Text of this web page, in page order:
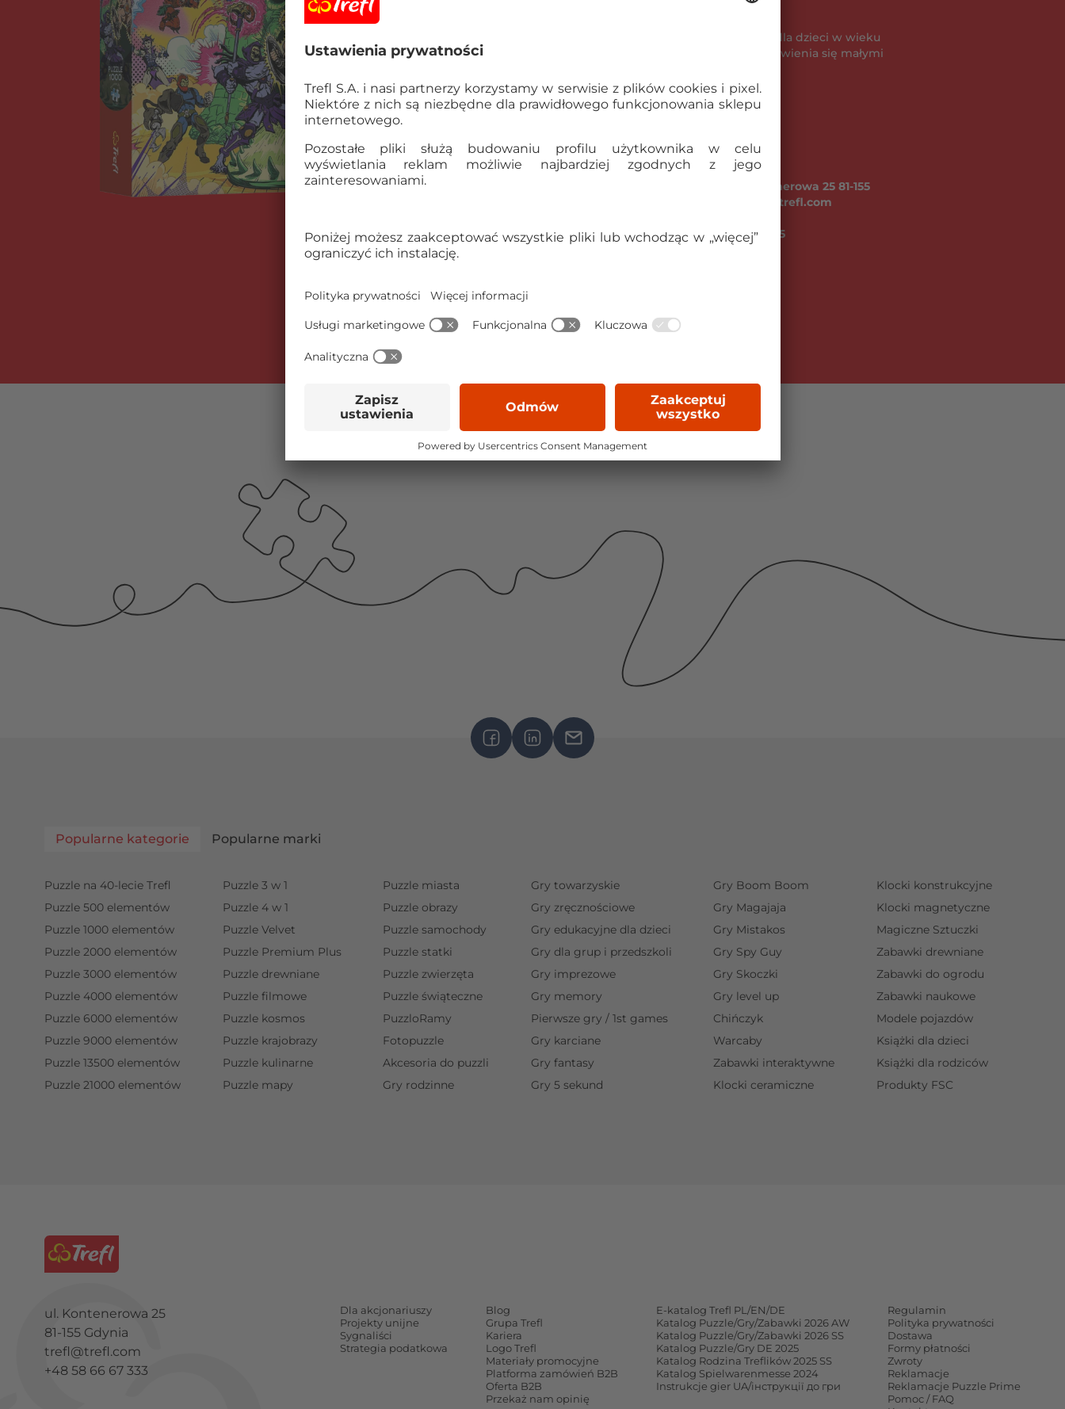
OSTRZEŻENIE! Nieodpowiednie dla dzieci w wieku
poniżej 3 lat. Istnieje ryzyko zadławienia się małymi
Szczegółowe dane
EAN:5900511121797
Kod produktu:12179
TREFL SA ul. Kontenerowa 25 81-155
Gdynia, Polska, trefl@trefl.com, www.trefl.com
Waga opakowania zbiorczego (kg):
0.75
5900511121797
Popularne kategorie Popularne marki
Puzzle na 40-lecie Trefl
Puzzle 500 elementów
Puzzle 1000 elementów
Puzzle 2000 elementów
Puzzle 3000 elementów
Puzzle 4000 elementów
Puzzle 6000 elementów
Puzzle 9000 elementów
Puzzle 13500 elementów
Puzzle 21000 elementów
Puzzle 3 w 1
Puzzle 4 w 1
Puzzle Velvet
Puzzle Premium Plus
Puzzle drewniane
Puzzle filmowe
Puzzle kosmos
Puzzle krajobrazy
Puzzle kulinarne
Puzzle mapy
Puzzle miasta
Puzzle obrazy
Puzzle samochody
Puzzle statki
Puzzle zwierzęta
Puzzle świąteczne
PuzzloRamy
Fotopuzzle
Akcesoria do puzzli
Gry rodzinne
Gry towarzyskie
Gry zręcznościowe
Gry edukacyjne dla dzieci
Gry dla grup i przedszkoli
Gry imprezowe
Gry memory
Pierwsze gry / 1st games
Gry karciane
Gry fantasy
Gry 5 sekund
Gry Boom Boom
Gry Magajaja
Gry Mistakos
Gry Spy Guy
Gry Skoczki
Gry level up
Chińczyk
Warcaby
Zabawki interaktywne
Klocki ceramiczne
Klocki konstrukcyjne
Klocki magnetyczne
Magiczne Sztuczki
Zabawki drewniane
Zabawki do ogrodu
Zabawki naukowe
Modele pojazdów
Książki dla dzieci
Książki dla rodziców
Produkty FSC
ul. Kontenerowa 25
81-155 Gdynia
trefl@trefl.com
+48 58 66 67 333
Dla akcjonariuszy
Projekty unijne
Sygnaliści
Strategia podatkowa
Blog
Grupa Trefl
Kariera
Logo Trefl
Materiały promocyjne
Platforma zamówień B2B
Oferta B2B
Przekaż nam opinię
E-katalog Trefl PL/EN/DE
Katalog Puzzle/Gry/Zabawki 2026 AW
Katalog Puzzle/Gry/Zabawki 2026 SS
Katalog Puzzle/Gry DE 2025
Katalog Rodzina Treflików 2025 SS
Katalog Spielwarenmesse 2024
Instrukcje gier UA/інструкції до гри
Regulamin
Polityka prywatności
Dostawa
Formy płatności
Zwroty
Reklamacje
Reklamacje Puzzle Prime
Pomoc / FAQ